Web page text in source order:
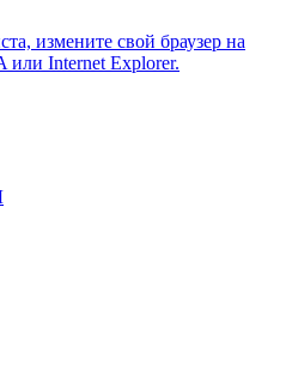
измените свой браузер на
Internet Explorer.